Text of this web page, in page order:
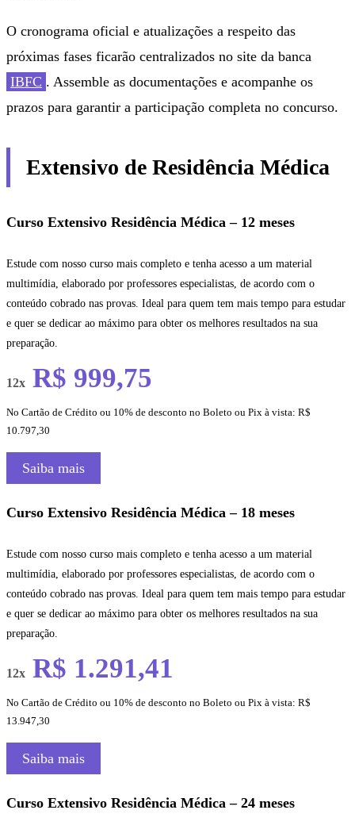
O cronograma oficial e atualizações a respeito das
próximas fases ficarão centralizados no site da banca
IBFC . Assemble as documentações e acompanhe os
prazos para garantir a participação completa no concurso.
Extensivo de Residência Médica
Curso Extensivo Residência Médica – 12 meses
Estude com nosso curso mais completo e tenha acesso a um material
multimídia, elaborado por professores especialistas, de acordo com o
conteúdo cobrado nas provas. Ideal para quem tem mais tempo para estudar
e quer se dedicar ao máximo para obter os melhores resultados na sua
preparação.
12x R$ 999,75
No Cartão de Crédito ou 10% de desconto no Boleto ou Pix à vista: R$
10.797,30
Saiba mais
Curso Extensivo Residência Médica – 18 meses
Estude com nosso curso mais completo e tenha acesso a um material
multimídia, elaborado por professores especialistas, de acordo com o
conteúdo cobrado nas provas. Ideal para quem tem mais tempo para estudar
e quer se dedicar ao máximo para obter os melhores resultados na sua
preparação.
12x R$ 1.291,41
No Cartão de Crédito ou 10% de desconto no Boleto ou Pix à vista: R$
13.947,30
Saiba mais
Curso Extensivo Residência Médica – 24 meses